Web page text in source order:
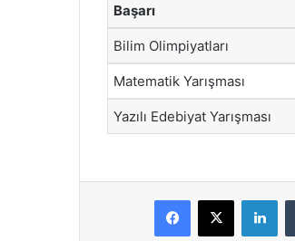
Başarı
Bilim Olimpiyatları
Matematik Yarışması
Yazılı Edebiyat Yarışması
Facebook
X